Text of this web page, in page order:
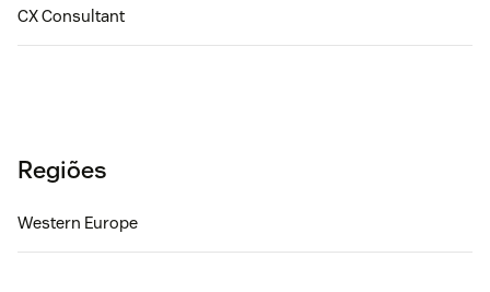
CX Consultant
Regiões
Western Europe